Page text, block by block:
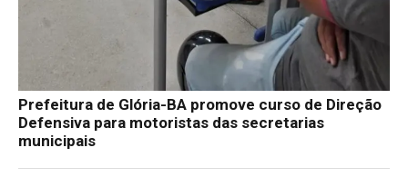
Prefeitura de Glória-BA promove curso de Direção
Defensiva para motoristas das secretarias
municipais